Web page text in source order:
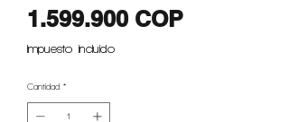
1.599.900 COPPrecio
Impuesto incluido
Cantidad *